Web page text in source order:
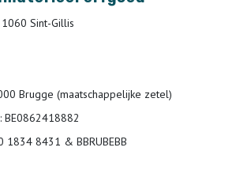
Sint-Gillis
Brugge (maatschappelijke zetel)
: BE0862418882
1834 8431 & BBRUBEBB